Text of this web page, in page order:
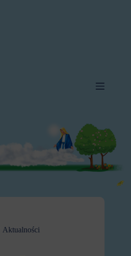
Aktualności